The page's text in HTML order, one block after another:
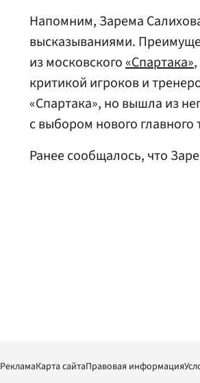
Напомним, Зарема
высказываниями.
из московского«Спартака»
критикой игроков и
«Спартака», но вышла из
с выбором нового
Ранее сообщалось, что
РекламаКарта сайтаПравовая информация